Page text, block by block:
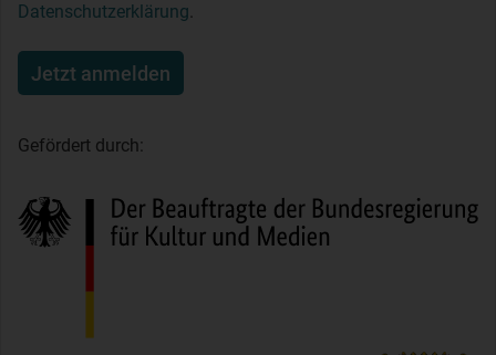
Datenschutzerklärung.
Jetzt anmelden
Gefördert durch: